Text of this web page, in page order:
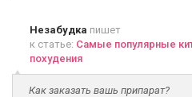
Незабудка пишет
к статье: Самые популярные
похудения
Как заказать вашь припарат?